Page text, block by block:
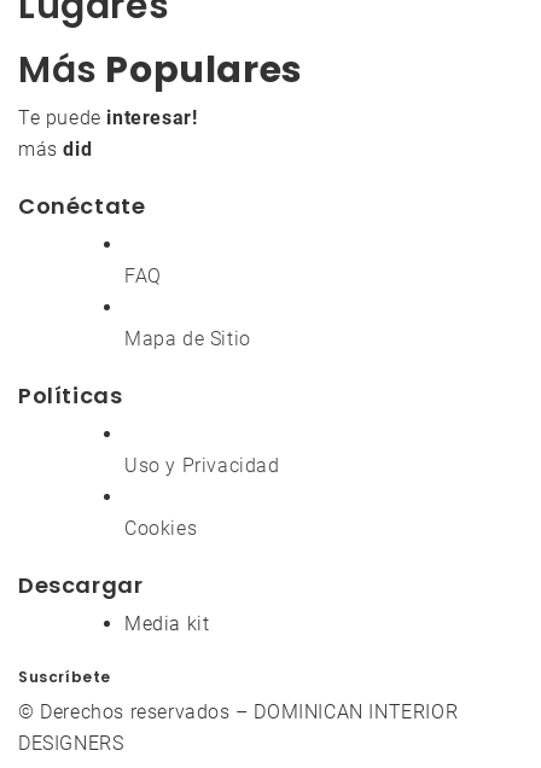
Más Populares
Te puede interesar!
másdid
Conéctate
FAQ
Mapa de Sitio
Políticas
Uso y Privacidad
Cookies
Descargar
Media kit
Suscríbete
© Derechos reservados – DOMINICAN INTERIOR
DESIGNERS